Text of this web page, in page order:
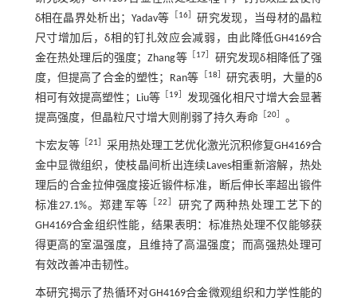
δ相在晶界处析出；Yadav等
16］研究发现，当母材的晶粒
尺寸增加后，δ相的钉扎效应会减弱，由此降低GH4169合
金在热处理后的强度；Zhang等［ 17
研究发现δ相降低了强
度，但提高了合金的塑性；Ran等
18 ］研究表明，大量的δ
相可有效提高塑性；Liu等［ 19］ 发现强化相尺寸增大会显著
提高强度，但晶粒尺寸增大则削弱了持久寿命［ 20］ 。
卞宏友等［ 21
采用热处理工艺优化激光沉积修复GH4169合
金中显微组织，使枝晶间析出连续Laves相重新溶解，热处
理后的合金拉伸强度接近锻件标准，断后伸长率超出锻件
标准27.1%。郑建军等 ［22
研究了两种热处理工艺下的
GH4169合金组织性能，结果表明：标准热处理不仅能够获
得更高的室温强度，且维持了高温强度；而高强热处理可
有效改善冲击韧性。
本研究揭示了热循环对GH4169合金微观组织和力学性能的